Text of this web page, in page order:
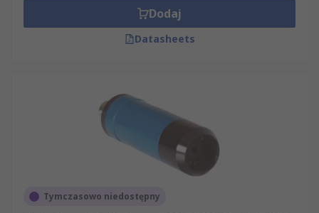
Dodaj
Datasheets
Tymczasowo niedostępny